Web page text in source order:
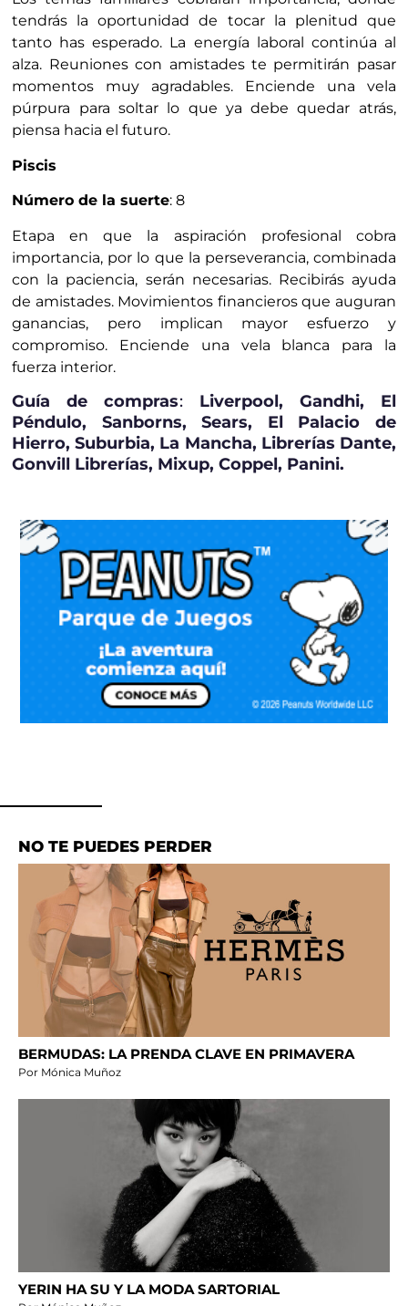
tendrás la oportunidad de tocar la plenitud que
tanto has esperado. La energía laboral continúa al
alza. Reuniones con amistades te permitirán pasar
momentos muy agradables. Enciende una vela
púrpura para soltar lo que ya debe quedar atrás,
piensa hacia el futuro.
Piscis
Número de la suerte: 8
Etapa en que la aspiración profesional cobra
importancia, por lo que la perseverancia, combinada
con la paciencia, serán necesarias. Recibirás ayuda
de amistades. Movimientos financieros que auguran
ganancias, pero implican mayor esfuerzo y
compromiso. Enciende una vela blanca para la
fuerza interior.
Guía de compras: Liverpool, Gandhi, El
Péndulo, Sanborns, Sears, El Palacio de
Hierro, Suburbia, La Mancha, Librerías Dante,
Gonvill Librerías, Mixup, Coppel, Panini.
NO TE PUEDES PERDER
BERMUDAS: LA PRENDA CLAVE EN PRIMAVERA
Por Mónica Muñoz
YERIN HA SU Y LA MODA SARTORIAL